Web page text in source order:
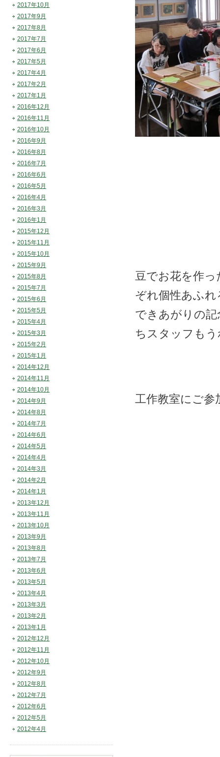
豆でお花を作
ぞれ個性あふ
できあがりの
ちスタッフも
工作教室にご
2017年10月
2017年9月
2017年8月
2017年7月
2017年6月
2017年5月
2017年4月
2017年2月
2017年1月
2016年12月
2016年11月
2016年10月
2016年9月
2016年8月
2016年7月
2016年6月
2016年5月
2016年4月
2016年3月
2016年1月
2015年12月
2015年11月
2015年10月
2015年9月
2015年8月
2015年7月
2015年6月
2015年5月
2015年4月
2015年3月
2015年2月
2015年1月
2014年12月
2014年11月
2014年10月
2014年9月
2014年8月
2014年7月
2014年6月
2014年5月
2014年4月
2014年3月
2014年2月
2014年1月
2013年12月
2013年11月
2013年10月
2013年9月
2013年8月
2013年7月
2013年6月
2013年5月
2013年4月
2013年3月
2013年2月
2013年1月
2012年12月
2012年11月
2012年10月
2012年9月
2012年8月
2012年7月
2012年6月
2012年5月
2012年4月